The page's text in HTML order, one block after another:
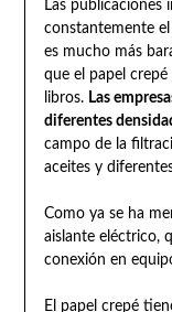
Las publicaciones
constantemente
es mucho más
que el papel
libros. Las
diferentes
campo de la
aceites y
Como ya se ha
aislante eléctrico,
conexión en
El papel crepé